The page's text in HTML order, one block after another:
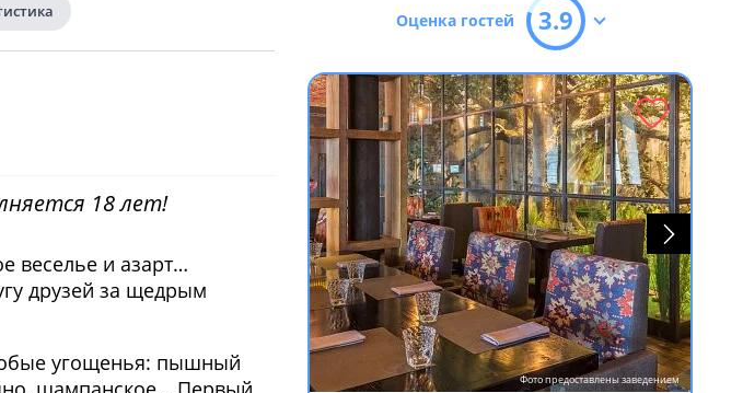
18 лет!
веселье и азарт…
друзей за щедрым
угощенья: пышный
Оценка гостей 3.9
Фото предоставлены заведением